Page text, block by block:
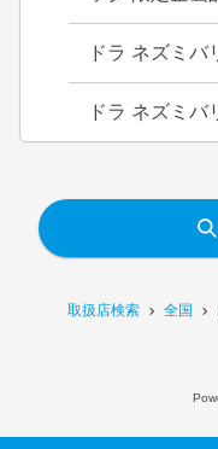
取扱店検索 全国
ドラ ネズミバ
ドラ ネズミバ